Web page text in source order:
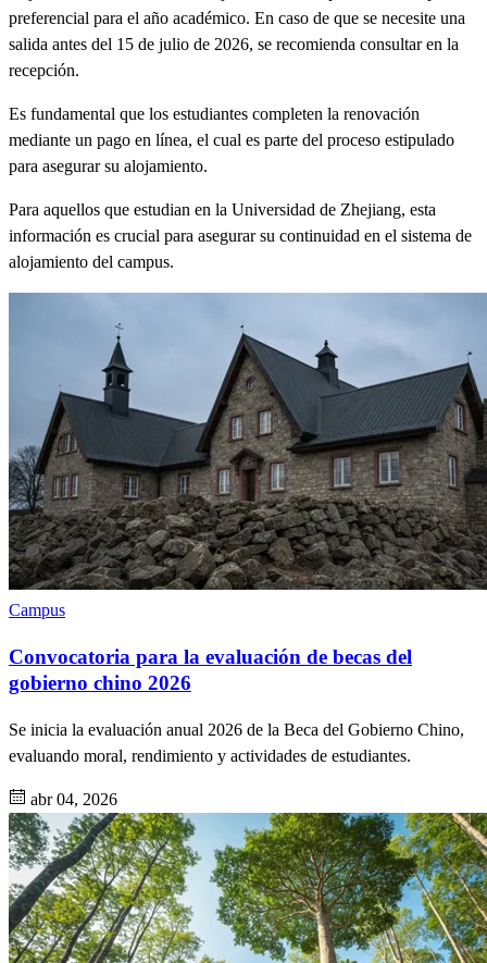
preferencial para el año académico. En caso de que se necesite una
salida antes del 15 de julio de 2026, se recomienda consultar en la
recepción.
Es fundamental que los estudiantes completen la renovación
mediante un pago en línea, el cual es parte del proceso estipulado
para asegurar su alojamiento.
Para aquellos que estudian en la Universidad de Zhejiang, esta
información es crucial para asegurar su continuidad en el sistema de
alojamiento del campus.
Campus
Convocatoria para la evaluación de becas del
gobierno chino 2026
Se inicia la evaluación anual 2026 de la Beca del Gobierno Chino,
evaluando moral, rendimiento y actividades de estudiantes.
abr 04, 2026